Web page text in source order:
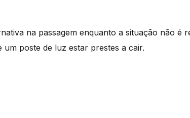
na passagem enquanto a situação não é
poste de luz estar prestes a cair.